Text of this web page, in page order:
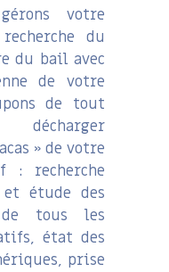
votre
du
du bail avec
de votre
de tout
» de votre
: recherche
étude des
de tous les
état des
prise